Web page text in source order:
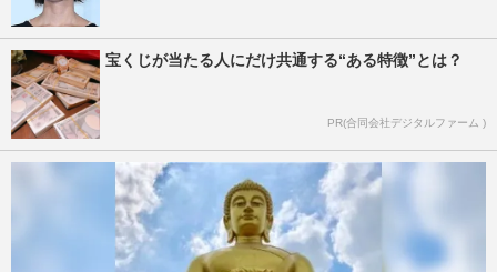
宝くじが当たる人にだけ共通する“ある特徴”とは？
PR(合同会社デジタルファーム )